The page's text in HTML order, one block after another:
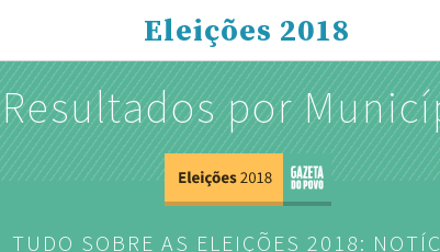
Eleições 2018
Resultados por
TUDO SOBRE AS ELEIÇÕES 2018: